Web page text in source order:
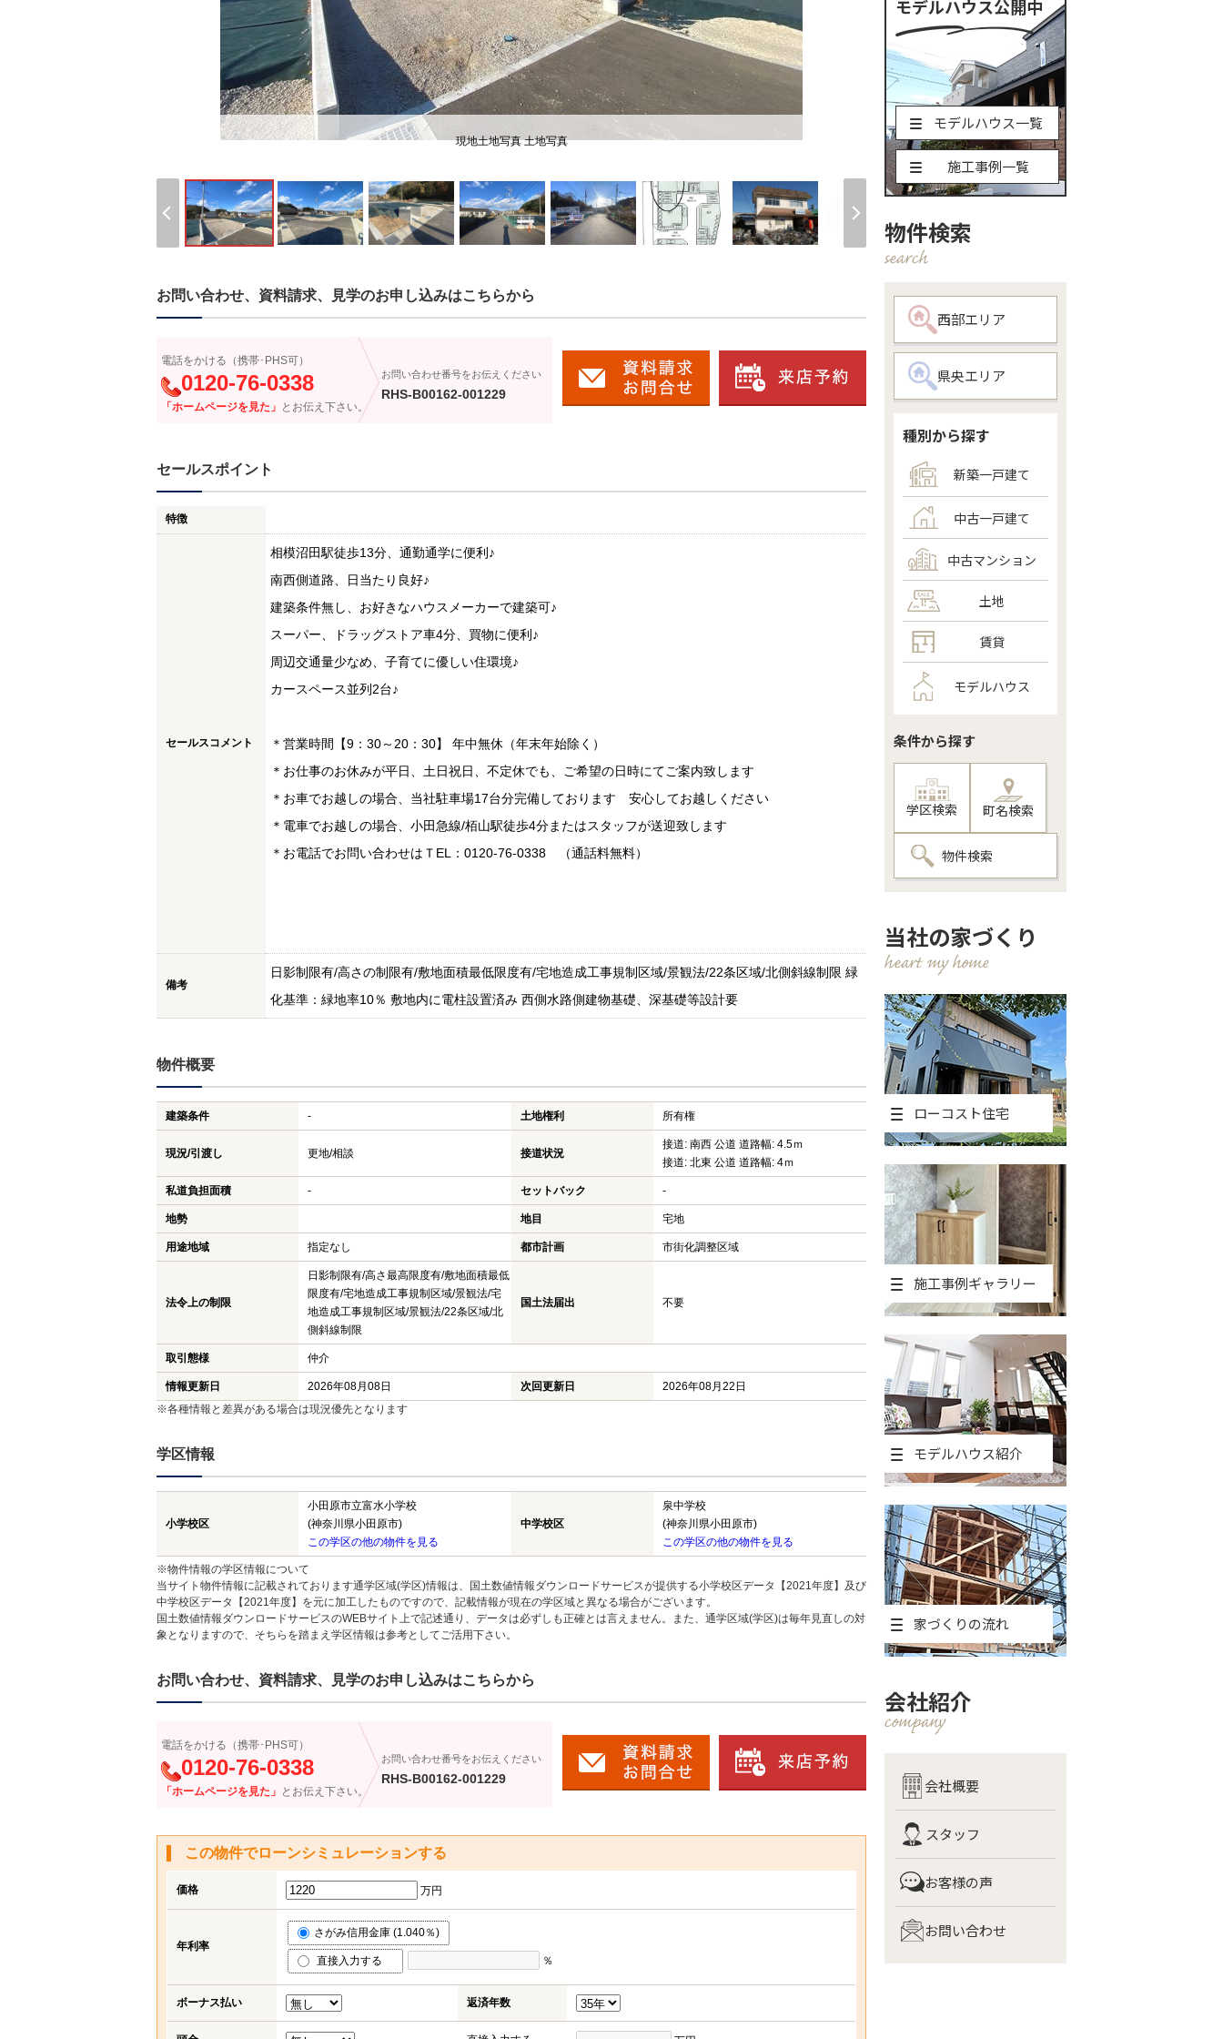
現地土地写真 土地写真
お問い合わせ、資料請求、見学のお申し込みはこちらから
電話をかける（携帯･PHS可）
0120-76-0338
「ホームページを見た」 とお伝え下さい。
お問い合わせ番号をお伝えください
RHS-B00162-001229
セールスポイント
特徴
セールスコメント
相模沼田駅徒歩13分、通勤通学に便利♪
南西側道路、日当たり良好♪
建築条件無し、お好きなハウスメーカーで建築可♪
スーパー、ドラッグストア車4分、買物に便利♪
周辺交通量少なめ、子育てに優しい住環境♪
カースペース並列2台♪
＊営業時間【9：30～20：30】 年中無休（年末年始除く）
＊お仕事のお休みが平日、土日祝日、不定休でも、ご希望の日時にてご案内致します
＊お車でお越しの場合、当社駐車場17台分完備しております 安心してお越しください
＊電車でお越しの場合、小田急線/栢山駅徒歩4分またはスタッフが送迎致します
＊お電話でお問い合わせはＴEL：0120-76-0338 （通話料無料）
備考
日影制限有/高さの制限有/敷地面積最低限度有/宅地造成工事規制区域/景観法/22条区域/北側斜線制限 緑
化基準：緑地率10％ 敷地内に電柱設置済み 西側水路側建物基礎、深基礎等設計要
物件概要
建築条件 - 土地権利 所有権
現況/引渡し 更地/相談 接道状況
接道: 南西 公道 道路幅: 4.5ｍ
接道: 北東 公道 道路幅: 4ｍ
私道負担面積 - セットバック -
地勢 地目 宅地
用途地域 指定なし 都市計画 市街化調整区域
法令上の制限
日影制限有/高さ最高限度有/敷地面積最低
限度有/宅地造成工事規制区域/景観法/宅
地造成工事規制区域/景観法/22条区域/北
側斜線制限
国土法届出 不要
取引態様 仲介
情報更新日 2026年08月08日 次回更新日
2026年08月22日
※各種情報と差異がある場合は現況優先となります
学区情報
小学校区
小田原市立富水小学校
(神奈川県小田原市)
この学区の他の物件を見る
中学校区
泉中学校
(神奈川県小田原市)
この学区の他の物件を見る
※物件情報の学区情報について
当サイト物件情報に記載されております通学区域(学区)情報は、国土数値情報ダウンロードサービスが提供する小学校区データ【2021年度】及び
中学校区データ【2021年度】を元に加工したものですので、記載情報が現在の学区域と異なる場合がございます。
国土数値情報ダウンロードサービスのWEBサイト上で記述通り、データは必ずしも正確とは言えません。また、通学区域(学区)は毎年見直しの対
象となりますので、そちらを踏まえ学区情報は参考としてご活用下さい。
お問い合わせ、資料請求、見学のお申し込みはこちらから
電話をかける（携帯･PHS可）
0120-76-0338
「ホームページを見た」 とお伝え下さい。
お問い合わせ番号をお伝えください
RHS-B00162-001229
この物件でローンシミュレーションする
価格 万円
年利率
さがみ信用金庫 (1.040％)
直接入力する ％
ボーナス払い 返済年数
モデルハウス公開中
モデルハウス一覧
施工事例一覧
物件検索
西部エリア
県央エリア
種別から探す
新築一戸建て
中古一戸建て
中古マンション
土地
賃貸
モデルハウス
条件から探す
学区検索 町名検索
物件検索
当社の家づくり
ローコスト住宅
施工事例ギャラリー
モデルハウス紹介
家づくりの流れ
会社紹介
会社概要
スタッフ
お客様の声
お問い合わせ